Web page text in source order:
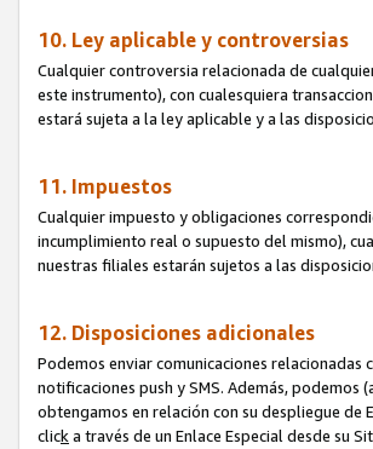
10. Ley aplicable y controversias
Cualquier controversia relacionada de
este instrumento), con cualesquiera
estará sujeta a la ley aplicable y a las
11. Impuestos
Cualquier impuesto y obligaciones
incumplimiento real o supuesto del mismo),
nuestras filiales estarán sujetos a las
12. Disposiciones adicionales
Podemos enviar comunicaciones
notificaciones push y SMS. Además,
obtengamos en relación con su despliegue de
clicka través de un Enlace Especial desde su